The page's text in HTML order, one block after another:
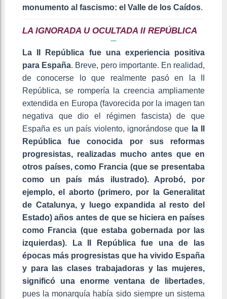
monumento al fascismo: el Valle de los Caídos.
LA IGNORADA U OCULTADA II REPÚBLICA
La II República fue una experiencia positiva
para España. Breve, pero importante. En realidad,
de conocerse lo que realmente pasó en la II
República, se rompería la creencia ampliamente
extendida en Europa (favorecida por la imagen tan
negativa que dio el régimen fascista) de que
España es un país violento, ignorándose que la II
República fue conocida por sus reformas
progresistas, realizadas mucho antes que en
otros países, como Francia (que se presentaba
como un país más ilustrado). Aprobó, por
ejemplo, el aborto (primero, por la Generalitat
de Catalunya, y luego expandida al resto del
Estado) años antes de que se hiciera en países
como Francia (que estaba gobernada por las
izquierdas). La II República fue una de las
épocas más progresistas que ha vivido España
y para las clases trabajadoras y las mujeres,
significó una enorme ventana de libertades,
pues la monarquía había sido siempre un sistema